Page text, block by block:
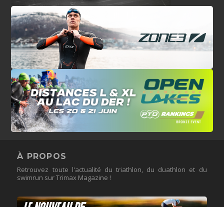
À PROPOS
Retrouvez toute l'actualité du triathlon, du duathlon et du
swimrun sur Trimax Magazine !